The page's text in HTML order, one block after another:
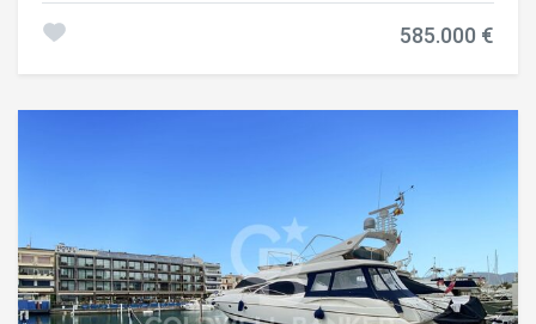
Dachterrasse mit einem gigantischen Ausblick, Garage
komplette Bäder und einer separaten Toilette, Terrassen
Aluminiumfenster, Keramikböden, offener und
ausgestatteter Küche, Heizung mit Wärmepumpe und
eversibler Klimaanlage ist diese Immobilie perfekt, um die
Strände und jeden Winkel der Costa Brava zu genießen. Es
verfügt auch über eine vorinstallierte Alarmanlage, einer
Pre-installation für ein Jacuzzi und LED-Innenbeleuchtung.
585.000 €